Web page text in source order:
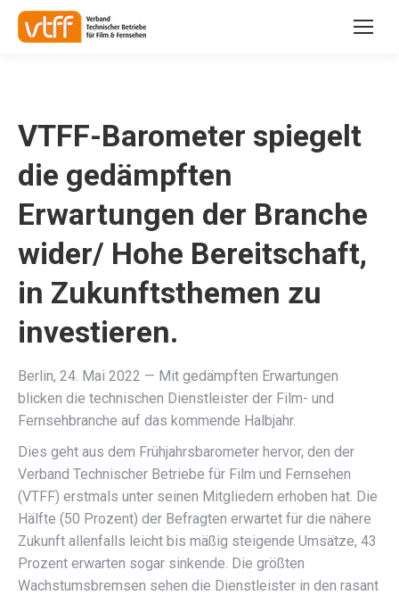
VTFF-Barometer spiegelt
die gedämpften
Erwartungen der Branche
wider/ Hohe Bereitschaft,
in Zukunftsthemen zu
investieren.
Berlin, 24. Mai 2022 — Mit gedämpften Erwartungen
blicken die technischen Dienstleister der Film- und
Fernsehbranche auf das kommende Halbjahr.
Dies geht aus dem Frühjahrsbarometer hervor, den der
Verband Technischer Betriebe für Film und Fernsehen
(VTFF) erstmals unter seinen Mitgliedern erhoben hat. Die
Hälfte (50 Prozent) der Befragten erwartet für die nähere
Zukunft allenfalls leicht bis mäßig steigende Umsätze, 43
Prozent erwarten sogar sinkende. Die größten
Wachstumsbremsen sehen die Dienstleister in den rasant